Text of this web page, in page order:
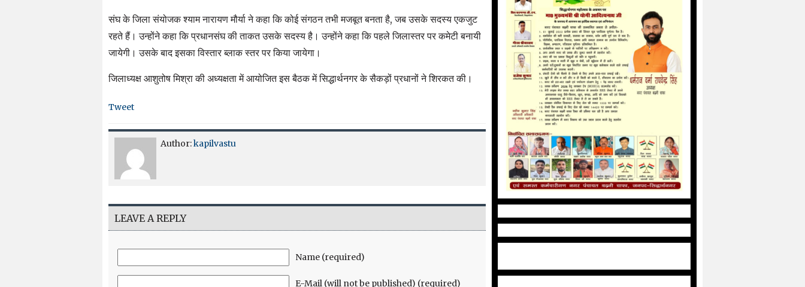
संघ के जिला संयोजक श्याम नारायण मौर्या ने कहा कि कोई संगठन तभी मजबूत बनता है, जब उसके सदस्य एकजुट
रहते हैं। उन्होंने कहा कि प्रधानसंघ की ताकत उसके सदस्य है। उन्होंने कहा कि पहले जिलास्तर पर कमेटी बनायी
जायेगी। उसके बाद इसका विस्तार ब्लाक स्तर पर किया जायेगा।
जिलाध्यक्ष आशुतोष मिश्रा की अध्यक्षता में आयोजित इस बैठक में सिद्धार्थनगर के सैकड़ों प्रधानों ने शिरकत की।
Tweet
Author:kapilvastu
LEAVE A REPLY
Name (required)
E-Mail (will not be published) (required)